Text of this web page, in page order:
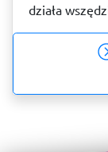
działa